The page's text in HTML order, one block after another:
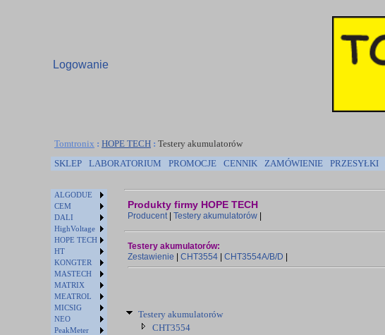
Logowanie
Tomtronix : HOPE TECH : Testery akumulatorów
SKLEP
LABORATORIUM PROMOCJE CENNIK ZAMÓWIENIE PRZESYŁKI
ALGODUE
CEM
DALI
HighVoltage
HOPE TECH
HT
KONGTER
MASTECH
MATRIX
MEATROL
MICSIG
NEO
PeakMeter
Produkty firmy HOPE TECH
Producent| Testery akumulatorów
Testery akumulatorów:
Zestawienie
CHT3554 CHT3554A/B/D
Testery akumulatorów
CHT3554